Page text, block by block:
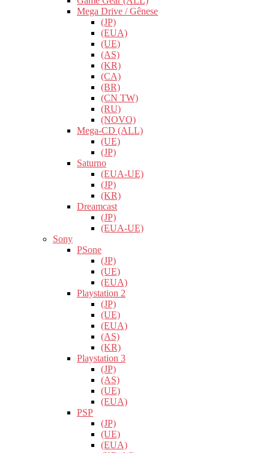
Mega Drive / Gênese
(JP)
(EUA)
(UE)
(AS)
(KR)
(CA)
(BR)
(CN TW)
(RU)
(NOVO)
Mega-CD (ALL)
(UE)
(JP)
Saturno
(EUA-UE)
(JP)
(KR)
Dreamcast
(JP)
(EUA-UE)
Sony
PSone
(JP)
(UE)
(EUA)
Playstation 2
(JP)
(UE)
(EUA)
(AS)
(KR)
Playstation 3
(JP)
(AS)
(UE)
(EUA)
PSP
(JP)
(UE)
(EUA)